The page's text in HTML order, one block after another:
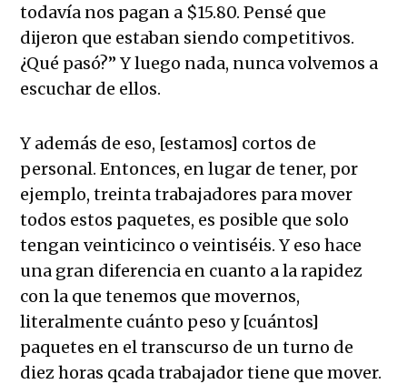
todavía nos pagan a $15.80. Pensé que
dijeron que estaban siendo competitivos.
¿Qué pasó?” Y luego nada, nunca volvemos a
escuchar de ellos.
Y además de eso, [estamos] cortos de
personal. Entonces, en lugar de tener, por
ejemplo, treinta trabajadores para mover
todos estos paquetes, es posible que solo
tengan veinticinco o veintiséis. Y eso hace
una gran diferencia en cuanto a la rapidez
con la que tenemos que movernos,
literalmente cuánto peso y [cuántos]
paquetes en el transcurso de un turno de
diez horas qcada trabajador tiene que mover.